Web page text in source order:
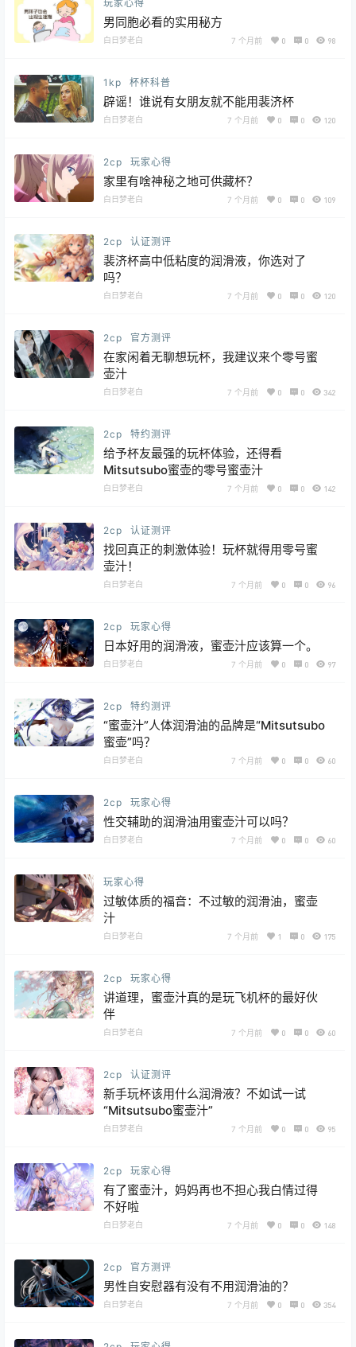
玩家心得
男同胞必看的实用秘方
白日梦老白 7 个月前 0 0 98
1kp 杯杯科普
辟谣！谁说有女朋友就不能用裴济杯
白日梦老白 7 个月前 0 0 120
2cp 玩家心得
家里有啥神秘之地可供藏杯？
白日梦老白 7 个月前 0 0 109
2cp 认证测评
裴济杯高中低粘度的润滑液，你选对了
吗？
白日梦老白 7 个月前 0 0 120
2cp 官方测评
在家闲着无聊想玩杯，我建议来个零号蜜
壶汁
白日梦老白 7 个月前 0 0 342
2cp 特约测评
给予杯友最强的玩杯体验，还得看
Mitsutsubo蜜壶的零号蜜壶汁
白日梦老白 7 个月前 0 0 142
2cp 认证测评
找回真正的刺激体验！玩杯就得用零号蜜
壶汁！
白日梦老白 7 个月前 0 0 96
2cp 玩家心得
日本好用的润滑液，蜜壶汁应该算一个。
白日梦老白 7 个月前 0 0 97
2cp 特约测评
“蜜壶汁”人体润滑油的品牌是“Mitsutsubo
蜜壶”吗？
白日梦老白 7 个月前 0 0 60
2cp 玩家心得
性交辅助的润滑油用蜜壶汁可以吗？
白日梦老白 7 个月前 0 0 60
玩家心得
过敏体质的福音：不过敏的润滑油，蜜壶
汁
白日梦老白 7 个月前 1 0 175
2cp 玩家心得
讲道理，蜜壶汁真的是玩飞机杯的最好伙
伴
白日梦老白 7 个月前 0 0 60
2cp 认证测评
新手玩杯该用什么润滑液？不如试一试
“Mitsutsubo蜜壶汁”
白日梦老白 7 个月前 0 0 95
2cp 玩家心得
有了蜜壶汁，妈妈再也不担心我白情过得
不好啦
白日梦老白 7 个月前 0 0 148
2cp 官方测评
男性自安慰器有没有不用润滑油的？
白日梦老白 7 个月前 0 0 354